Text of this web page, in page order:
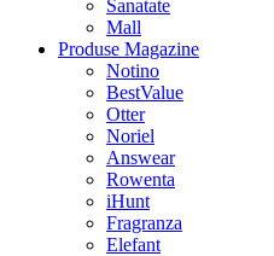
Sanatate
Mall
Produse Magazine
Notino
BestValue
Otter
Noriel
Answear
Rowenta
iHunt
Fragranza
Elefant